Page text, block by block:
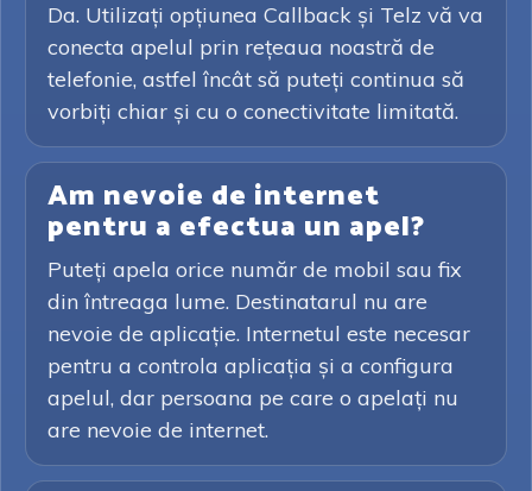
Da. Utilizați opțiunea Callback și Telz vă va
conecta apelul prin rețeaua noastră de
telefonie, astfel încât să puteți continua să
vorbiți chiar și cu o conectivitate limitată.
Am nevoie de internet
pentru a efectua un apel?
Puteți apela orice număr de mobil sau fix
din întreaga lume. Destinatarul nu are
nevoie de aplicație. Internetul este necesar
pentru a controla aplicația și a configura
apelul, dar persoana pe care o apelați nu
are nevoie de internet.